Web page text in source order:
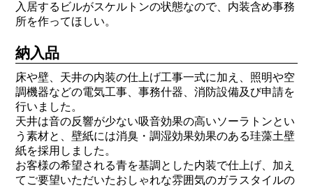
入居するビルがスケルトンの状態なので、内装含め事務
所を作ってほしい。
納入品
床や壁、天井の内装の仕上げ工事一式に加え、照明や空
調機器などの電気工事、事務什器、消防設備及び申請を
行いました。
天井は音の反響が少ない吸音効果の高いソーラトンとい
う素材と、壁紙には消臭・調湿効果効果のある珪藻土壁
紙を採用しました。
お客様の希望される青を基調とした内装で仕上げ、加え
てご要望いただいたおしゃれな雰囲気のガラスタイルの